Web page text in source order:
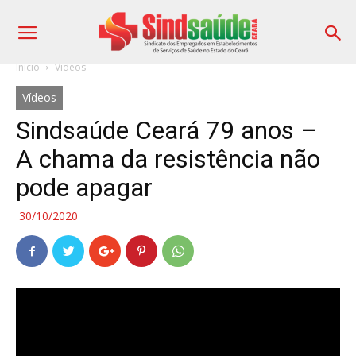
Início Vídeos
Vídeos
Sindsaúde Ceará 79 anos –
A chama da resistência não
pode apagar
30/10/2020